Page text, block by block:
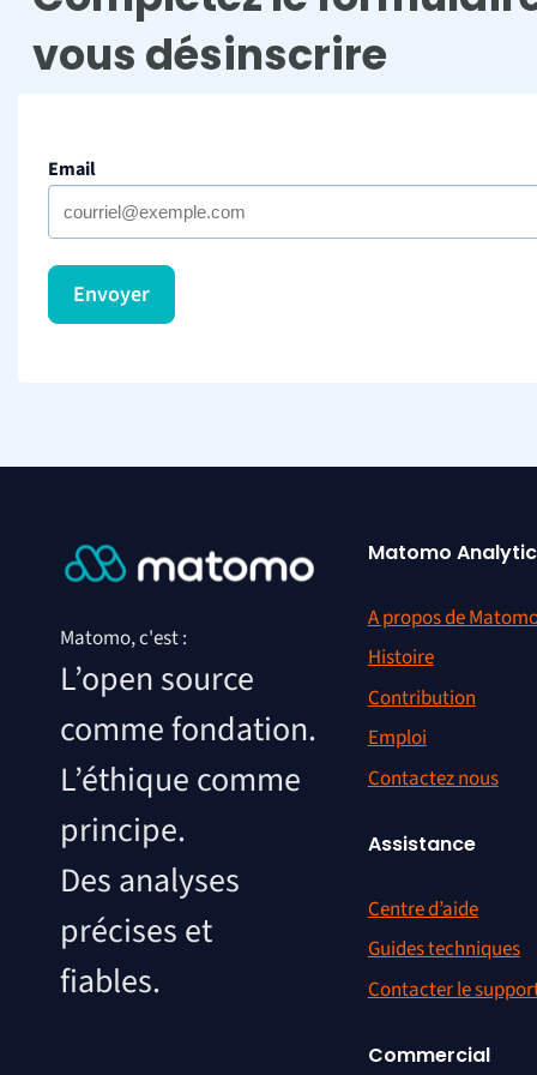
vous désinscrire
Email
Matomo, c'est :
L’open source
comme fondation.
L’éthique comme
principe.
Des analyses
précises et
fiables.
Matomo
A propos de
Histoire
Contribution
Emploi
Contactez nous
Assistance
Centre d’aide
Guides techniques
Contacter le
Commercial